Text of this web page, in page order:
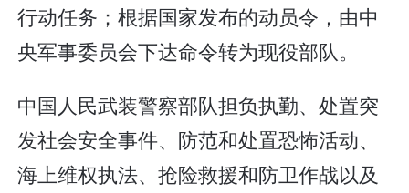
行动任务；根据国家发布的动员令，由中
央军事委员会下达命令转为现役部队。
中国人民武装警察部队担负执勤、处置突
发社会安全事件、防范和处置恐怖活动、
海上维权执法、抢险救援和防卫作战以及